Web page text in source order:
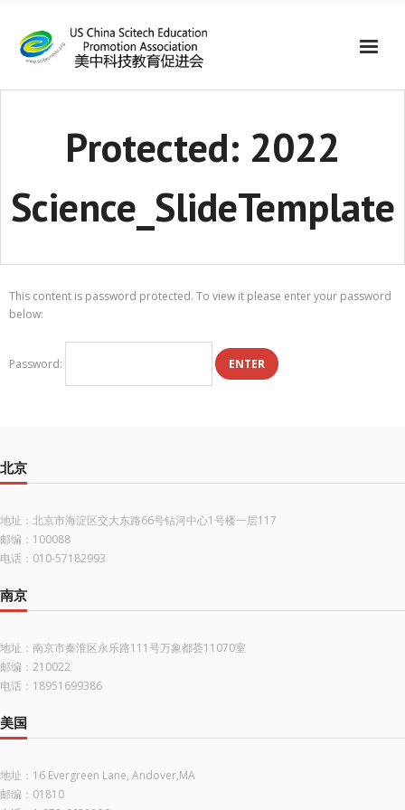
Protected: 2022
Science_SlideTemplate
This content is password protected. To view it please enter your password
below:
Password:
北京
地址：北京市海淀区交大东路66号钻河中心1号楼一层117
邮编：100088
电话：010-57182993
南京
地址：南京市秦淮区永乐路111号万象都荟11070室
邮编：210022
电话：18951699386
美国
地址：16 Evergreen Lane, Andover,MA
邮编：01810